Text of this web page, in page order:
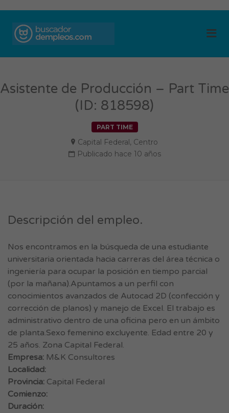
Asistente de Producción – Part Time
(ID: 818598)
PART TIME
Capital Federal, Centro
Publicado hace 10 años
Descripción del empleo.
Nos encontramos en la búsqueda de una estudiante
universitaria orientada hacia carreras del área técnica o
ingeniería para ocupar la posición en tiempo parcial
(por la mañana).Apuntamos a un perfil con
conocimientos avanzados de Autocad 2D (confección y
corrección de planos) y manejo de Excel. El trabajo es
administrativo dentro de una oficina pero en un ámbito
de planta.Sexo femenino excluyente. Edad entre 20 y
25 años. Zona Capital Federal.
Empresa: M&K Consultores
Localidad:
Provincia: Capital Federal
Comienzo:
Duración: